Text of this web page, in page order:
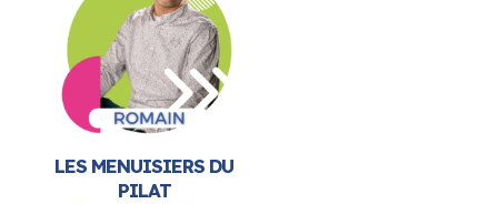
LES MENUISIERS DU
PILAT